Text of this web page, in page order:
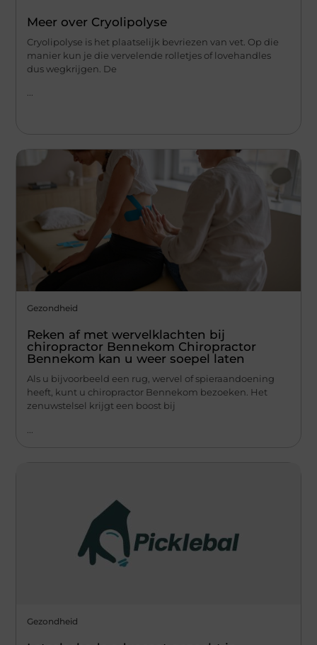
Meer over Cryolipolyse
Cryolipolyse is het plaatselijk bevriezen van vet. Op die
manier kun je die vervelende rolletjes of lovehandles
dus wegkrijgen. De
...
Gezondheid
Reken af met wervelklachten bij
chiropractor Bennekom Chiropractor
Bennekom kan u weer soepel laten
Als u bijvoorbeeld een rug, wervel of spieraandoening
heeft, kunt u chiropractor Bennekom bezoeken. Het
zenuwstelsel krijgt een boost bij
Gezondheid